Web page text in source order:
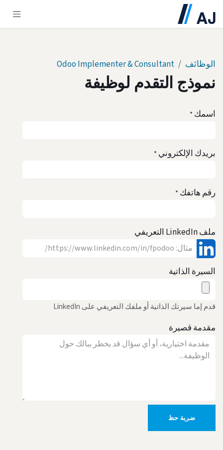
تخطي للذهاب إلى المحتوى
الوظائف Odoo Implementer & Consultant
نموذج التقدم لوظيفة
اسمك *
بريدك الإلكتروني *
رقم هاتفك *
ملف LinkedIn التعريفي
السيرة الذاتية
قدم إما سيرتك الذاتية أو ملفك التعريفي على LinkedIn
مقدمة قصيرة
ضربة حظ